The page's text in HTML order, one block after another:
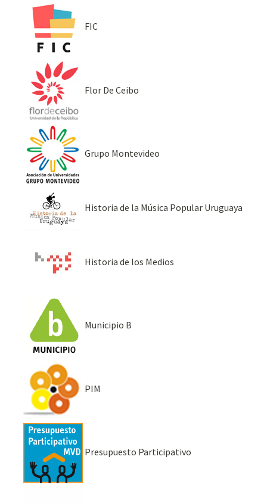
FIC
Flor De Ceibo
Grupo Montevideo
Historia de la Música Popular Uruguaya
Historia de los Medios
Municipio B
PIM
Presupuesto Participativo